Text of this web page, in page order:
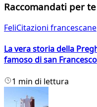
Raccomandati per te
FeliCitazioni francescane
La vera storia della
famoso di san Francesco
1 min di lettura